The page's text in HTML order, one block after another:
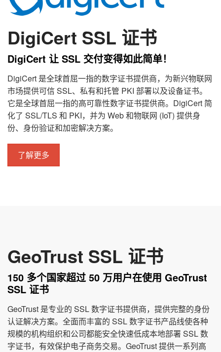
DigiCert SSL 证书
DigiCert 让 SSL 交付变得如此简单！
DigiCert 是全球首屈一指的数字证书提供商，为新兴物联网
市场提供可信 SSL、私有和托管 PKI 部署以及设备证书。
它是全球首屈一指的高可靠性数字证书提供商。DigiCert 简
化了 SSL/TLS 和 PKI，并为 Web 和物联网 (IoT) 提供身
份、身份验证和加密解决方案。
了解更多
GeoTrust SSL 证书
150 多个国家超过 50 万用户在使用 GeoTrust
SSL 证书
GeoTrust 是专业的 SSL 数字证书提供商，提供完整的身份
认证解决方案。全面而丰富的 SSL 数字证书产品线使各种
规模的机构组织和公司都能安全快速低成本地部署 SSL 数
字证书，有效保护电子商务交易。GeoTrust 提供一系列高